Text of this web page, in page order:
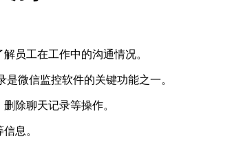
员工在工作中的沟通情况。
微信监控软件的关键功能之一。
除聊天记录等操作。
息。